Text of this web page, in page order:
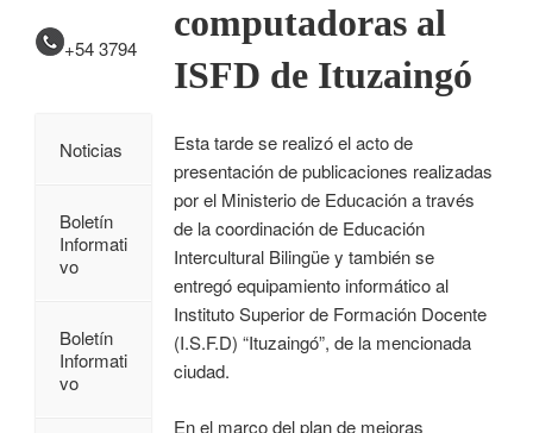
computadoras al
ISFD de Ituzaingó
Esta tarde se realizó el acto de
presentación de publicaciones realizadas
por el Ministerio de Educación a través
de la coordinación de Educación
Intercultural Bilingüe y también se
entregó equipamiento informático al
Instituto Superior de Formación Docente
(I.S.F.D) “Ituzaingó”, de la mencionada
ciudad.
En el marco del plan de mejoras
+54 3794
Noticias
Boletín
Informati
vo
Boletín
Informati
vo